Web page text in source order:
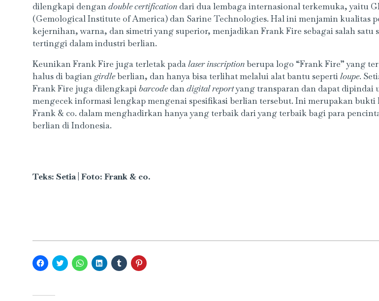
dilengkapi dengandouble certification dari dua lembaga internasional terkemuka, yaitu
(Gemological Institute of America) dan Sarine Technologies. Hal ini menjamin kualitas
kejernihan, warna, dan simetri yang superior, menjadikan Frank Fire sebagai salah satu
tertinggi dalam industri berlian.
Keunikan Frank Fire juga terletak padalaser inscriptionberupa logo “Frank Fire” yang
halus di bagiangirdleberlian, dan hanya bisa terlihat melalui alat bantu sepertiloupe.
Frank Fire juga dilengkapibarcodedandigital reportyang transparan dan dapat dipindai
mengecek informasi lengkap mengenai spesifikasi berlian tersebut. Ini merupakan
Frank & co. dalam menghadirkan hanya yang terbaik dari yang terbaik bagi para
berlian di Indonesia.
Teks: Setia | Foto: Frank & co.
Click
to
(Opens
Click
to
Click
to
Click
to
Click
to
Click
to